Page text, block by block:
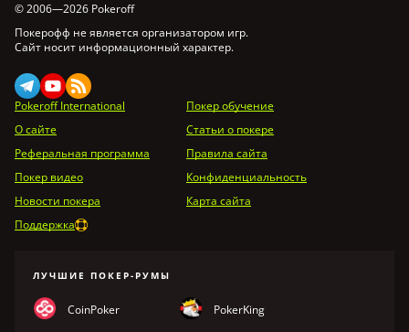
© 2006—2026 Pokeroff
Покерофф не является организатором игр.
Сайт носит информационный характер.
Pokeroff International
Покер обучение
О сайте
Статьи о покере
Реферальная программа
Правила сайта
Покер видео
Конфиденциальность
Новости покера
Карта сайта
Поддержка
ЛУЧШИЕ ПОКЕР-РУМЫ
CoinPoker PokerKing